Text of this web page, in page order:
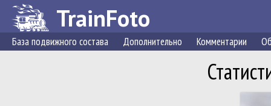
TrainFoto
База подвижного состава Дополнительно Комментарии